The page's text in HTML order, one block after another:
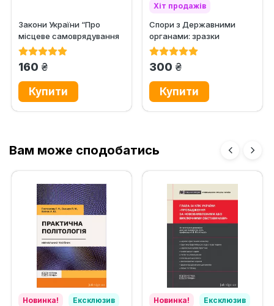
Закони України “Про
місцеве самоврядування
в Україні”, "Про...
160 грн.
Хіт продажів
Спори з Державними
органами: зразки
процесуальних
300 грн.
Вам може сподобатись
Новинка! Ексклюзив Новинка! Ексклюзив